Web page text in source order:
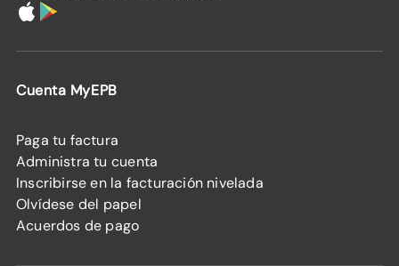
Cuenta MyEPB
Paga tu factura
Administra tu cuenta
Inscribirse en la facturación nivelada
Olvídese del papel
Acuerdos de pago